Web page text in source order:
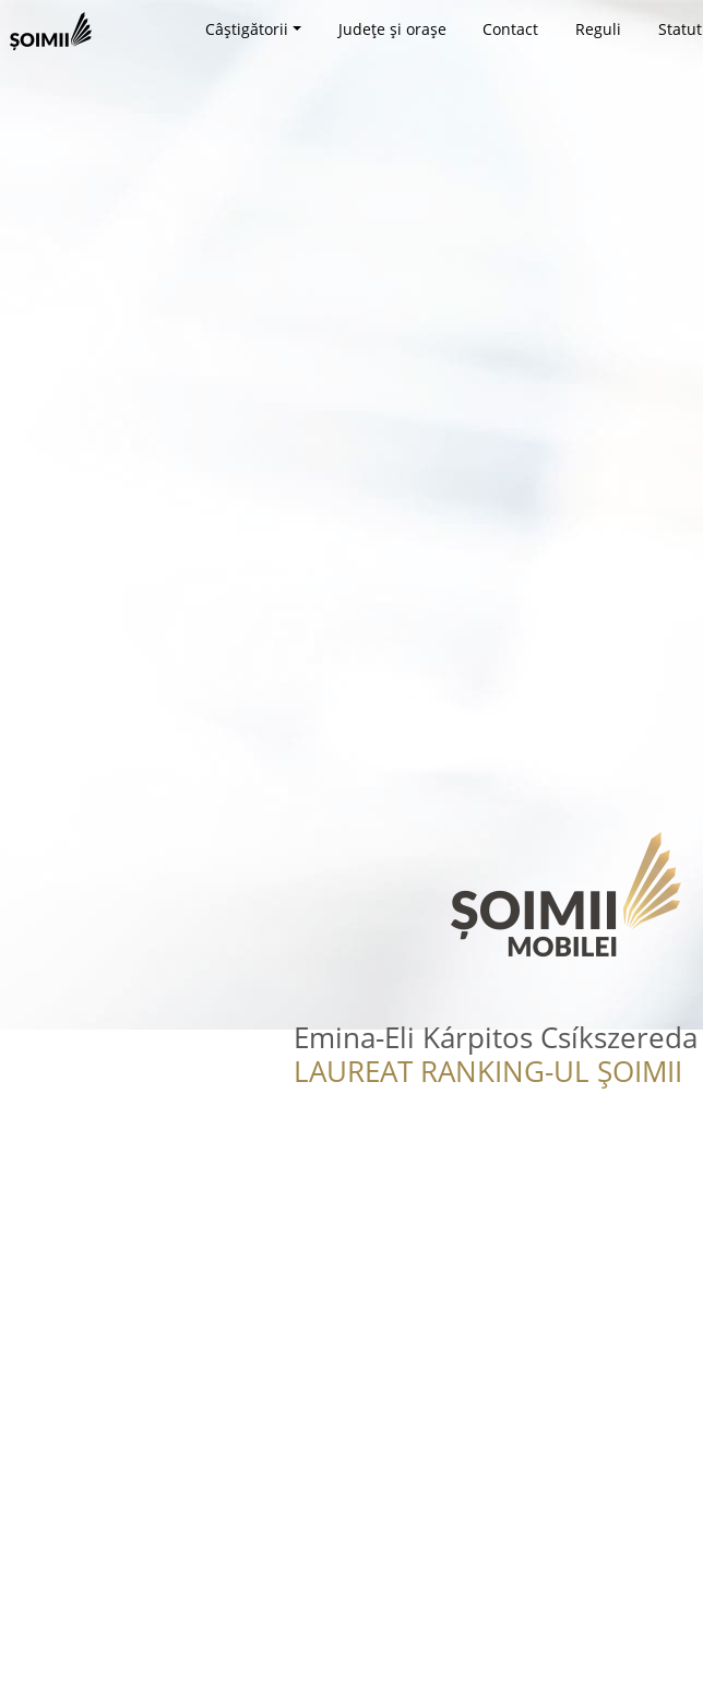
Câștigătorii Județe și orașe Contact Reguli Statut
Emina-Eli Kárpitos Csíkszereda
LAUREAT RANKING-UL ȘOIMII